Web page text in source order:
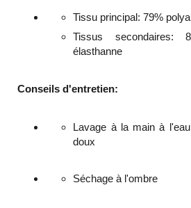
Tissu principal: 79%
Tissus secondaires:
élasthanne
Conseils d'entretien:
Lavage à la main à
doux
Séchage à l'ombre